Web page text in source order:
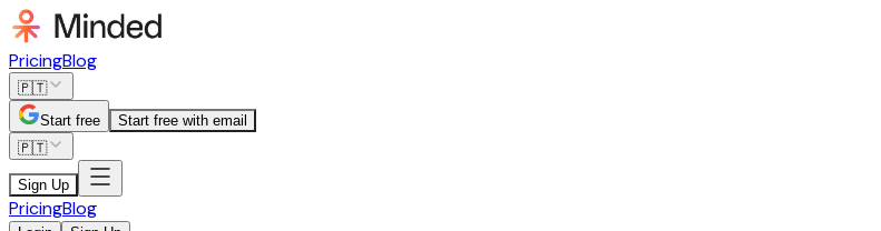
PricingBlog
🇵🇹
Start free
Start free with email
🇵🇹
Sign Up
PricingBlog